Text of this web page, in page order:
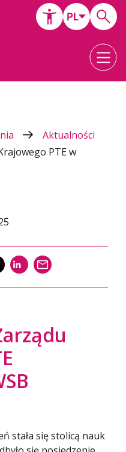
Aktualności
PTE w
SHARE SHARE
stała się stolicą nauk